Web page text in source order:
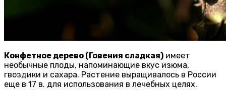
Конфетное дерево (Говения сладкая) имеет
необычные плоды, напоминающие вкус изюма,
гвоздики и сахара. Растение выращивалось в России
еще в 17 в. для использования в лечебных целях.